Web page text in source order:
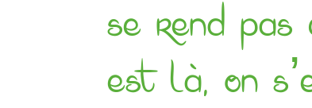
se rend pas
est là, on